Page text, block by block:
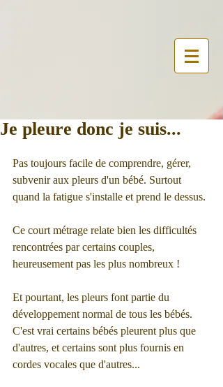
Je pleure donc je suis...
Pas toujours facile de comprendre, gérer,
subvenir aux pleurs d'un bébé. Surtout
quand la fatigue s'installe et prend le dessus.
Ce court métrage relate bien les difficultés
rencontrées par certains couples,
heureusement pas les plus nombreux !
Et pourtant, les pleurs font partie du
développement normal de tous les bébés.
C'est vrai certains bébés pleurent plus que
d'autres, et certains sont plus fournis en
cordes vocales que d'autres...